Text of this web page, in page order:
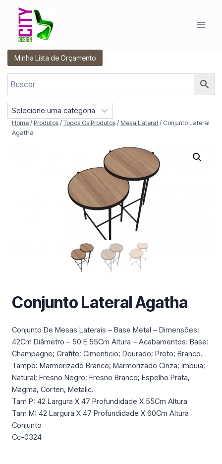
Conteúdo
Minha Lista de Orçamento
eHome / Produtos / Todos Os Produtos / Mesa Lateral / Conjunto Lateral
Agatha
Conjunto Lateral Agatha
Conjunto De Mesas Laterais – Base Metal – Dimensões:
42Cm Diâmetro – 50 E 55Cm Altura – Acabamentos: Base:
Champagne; Grafite; Cimenticio; Dourado; Preto; Branco.
Tampo: Marmorizado Branco; Marmorizado Cinza; Imbuia;
Natural; Fresno Negro; Fresno Branco; Espelho Prata,
Magma, Corten, Metalic.
Tam P: 42 Largura X 47 Profundidade X 55Cm Altura
Tam M: 42 Largura X 47 Profundidade X 60Cm Altura
Conjunto
Cc-0324